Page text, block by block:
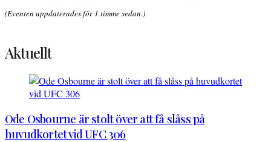
(Eventen uppdaterades för 1 timme sedan.)
Aktuellt
Ode Osbourne är stolt över att få slåss på
huvudkortet vid UFC 306